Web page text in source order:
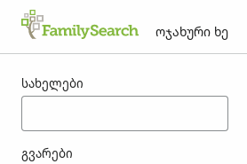
ოჯახური ხე
სახელები
გვარები